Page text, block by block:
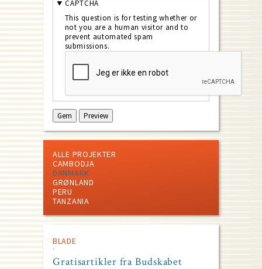
CAPTCHA
This question is for testing whether or
not you are a human visitor and to
prevent automated spam
submissions.
ALLE PROJEKTER
CAMBODJA
DANMARK
GRØNLAND
PERU
TANZANIA
BLADE
Gratisartikler fra Budskabet